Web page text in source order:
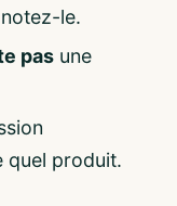
le.
pas une
quel produit.